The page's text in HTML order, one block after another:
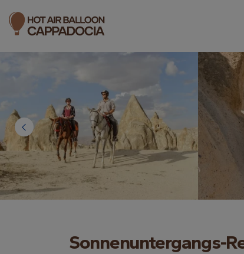
Sonnenuntergangs-